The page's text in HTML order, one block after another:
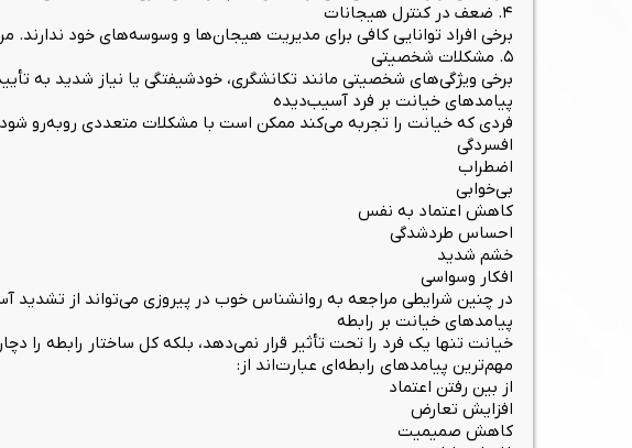
۴. ضعف در کنترل هیجانات
برخی افراد توانایی کافی برای مدیریت هیجان‌ها و وسوسه‌های خود
۵. مشکلات شخصیتی
برخی ویژگی‌های شخصیتی مانند تکانشگری، خودشیفتگی یا نیاز شدید به
پیامدهای خیانت بر فرد آسیب‌دیده
فردی که خیانت را تجربه می‌کند ممکن است با مشکلات متعددی روبه‌رو
افسردگی
اضطراب
بی‌خوابی
کاهش اعتماد به نفس
احساس طردشدگی
خشم شدید
افکار وسواسی
در چنین شرایطی مراجعه به روانشناس خوب در پیروزی می‌تواند از تشدید
پیامدهای خیانت بر رابطه
خیانت تنها یک فرد را تحت تأثیر قرار نمی‌دهد، بلکه کل ساختار رابطه را
مهم‌ترین پیامدهای رابطه‌ای عبارت‌اند از:
از بین رفتن اعتماد
افزایش تعارض
کاهش صمیمیت